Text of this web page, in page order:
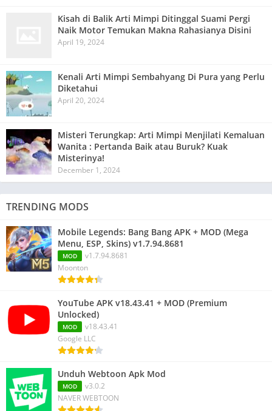
Kisah di Balik Arti Mimpi Ditinggal Suami Pergi
Naik Motor Temukan Makna Rahasianya Disini
April 19, 2024
Kenali Arti Mimpi Sembahyang Di Pura yang Perlu
Diketahui
April 20, 2024
Misteri Terungkap: Arti Mimpi Menjilati Kemaluan
Wanita : Pertanda Baik atau Buruk? Kuak
Misterinya!
December 1, 2024
TRENDING MODS
Mobile Legends: Bang Bang APK + MOD (Mega
Menu, ESP, Skins) v1.7.94.8681
MOD
v1.7.94.8681
Moonton
YouTube APK v18.43.41 + MOD (Premium
Unlocked)
MOD
v18.43.41
Google LLC
Unduh Webtoon Apk Mod
MOD
v3.0.2
NAVER WEBTOON